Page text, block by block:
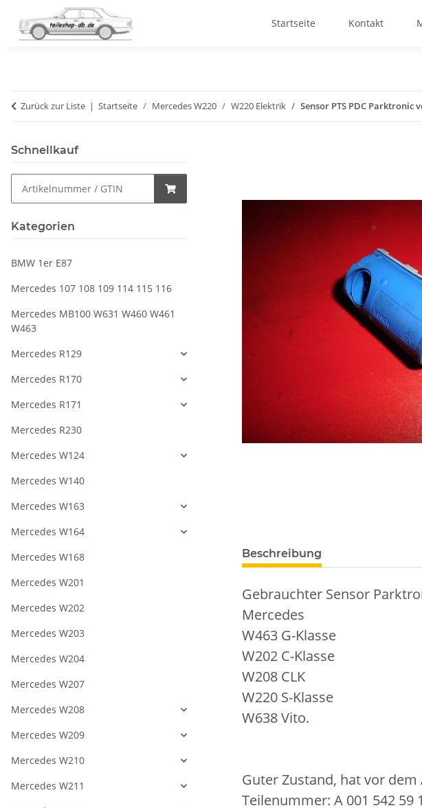
Startseite Kontakt
Zurück zur Liste Startseite Mercedes W220 W220 Elektrik Sensor PTS PDC Parktronic
Beschreibung
Gebrauchter Sensor
Mercedes
W463 G-Klasse
W202 C-Klasse
W208 CLK
W220 S-Klasse
W638 Vito.
Guter Zustand, hat vor
Teilenummer: A 001 542 59
Schnellkauf
Kategorien
BMW 1er E87
Mercedes 107 108 109 114 115 116
Mercedes MB100 W631 W460 W461
W463
Mercedes R129
Mercedes R170
Mercedes R171
Mercedes R230
Mercedes W124
Mercedes W140
Mercedes W163
Mercedes W164
Mercedes W168
Mercedes W201
Mercedes W202
Mercedes W203
Mercedes W204
Mercedes W207
Mercedes W208
Mercedes W209
Mercedes W210
Mercedes W211